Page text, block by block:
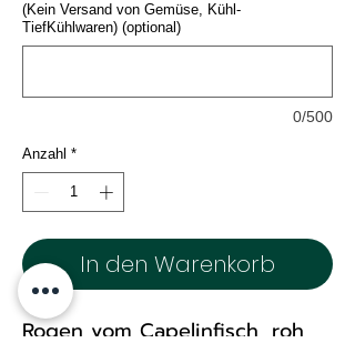
(Kein Versand von Gemüse, Kühl-
TiefKühlwaren) (optional)
0/500
Anzahl *
In den Warenkorb
Rogen vom Capelinfisch, roh,